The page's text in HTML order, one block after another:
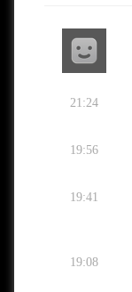
21:24
19:56
19:41
19:08